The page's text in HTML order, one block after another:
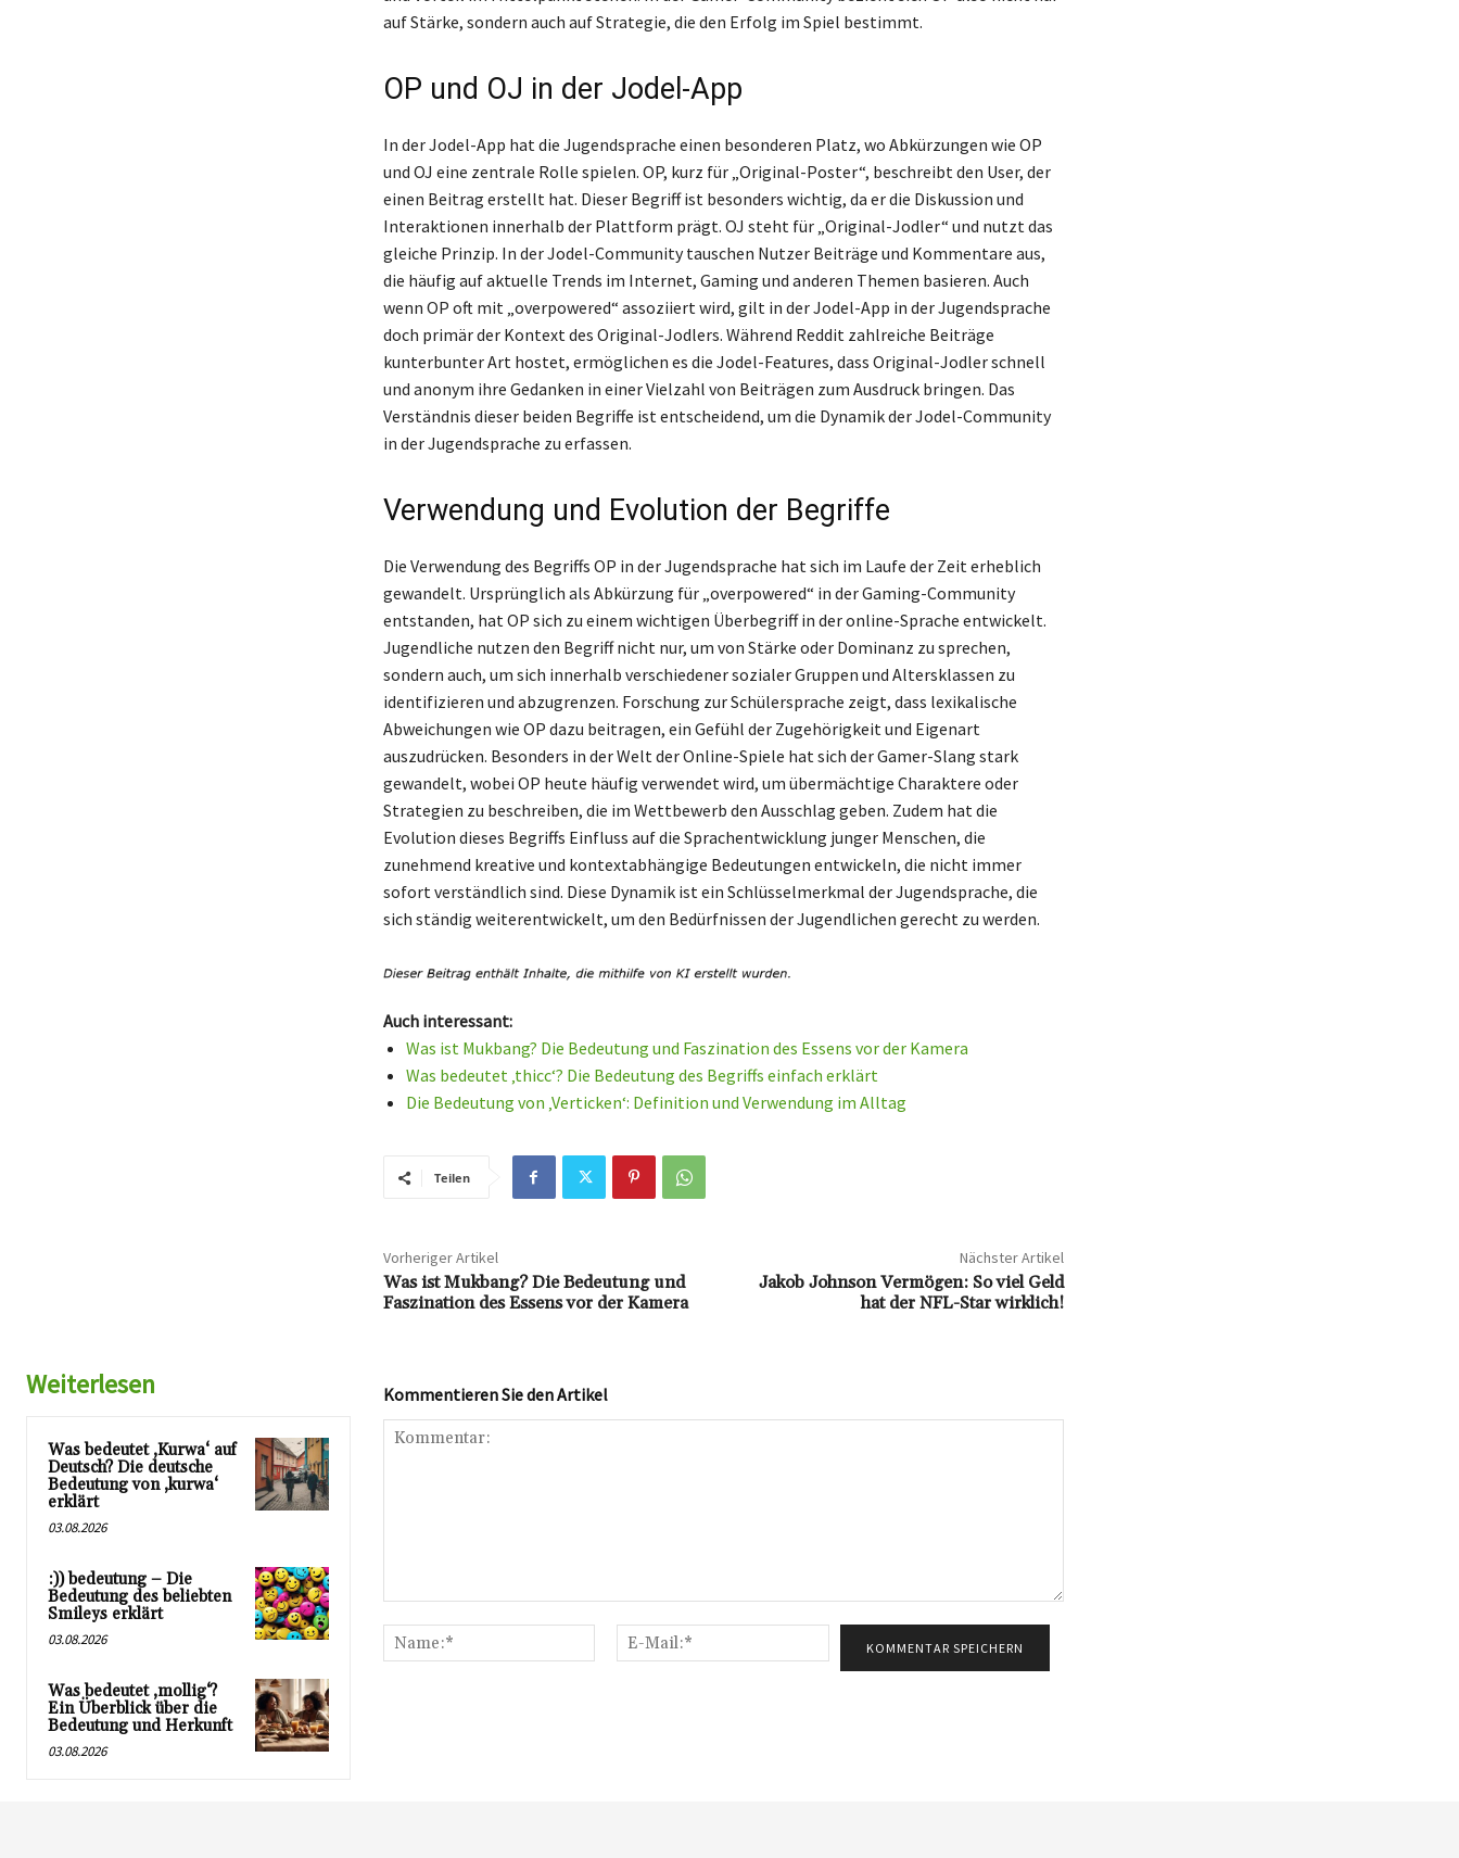
auf Stärke, sondern auch auf Strategie, die den Erfolg im Spiel bestimmt.
OP und OJ in der Jodel-App
In der Jodel-App hat die Jugendsprache einen besonderen Platz, wo Abkürzungen wie OP
und OJ eine zentrale Rolle spielen. OP, kurz für „Original-Poster“, beschreibt den User, der
einen Beitrag erstellt hat. Dieser Begriff ist besonders wichtig, da er die Diskussion und
Interaktionen innerhalb der Plattform prägt. OJ steht für „Original-Jodler“ und nutzt das
gleiche Prinzip. In der Jodel-Community tauschen Nutzer Beiträge und Kommentare aus,
die häufig auf aktuelle Trends im Internet, Gaming und anderen Themen basieren. Auch
wenn OP oft mit „overpowered“ assoziiert wird, gilt in der Jodel-App in der Jugendsprache
doch primär der Kontext des Original-Jodlers. Während Reddit zahlreiche Beiträge
kunterbunter Art hostet, ermöglichen es die Jodel-Features, dass Original-Jodler schnell
und anonym ihre Gedanken in einer Vielzahl von Beiträgen zum Ausdruck bringen. Das
Verständnis dieser beiden Begriffe ist entscheidend, um die Dynamik der Jodel-Community
in der Jugendsprache zu erfassen.
Verwendung und Evolution der Begriffe
Die Verwendung des Begriffs OP in der Jugendsprache hat sich im Laufe der Zeit erheblich
gewandelt. Ursprünglich als Abkürzung für „overpowered“ in der Gaming-Community
entstanden, hat OP sich zu einem wichtigen Überbegriff in der online-Sprache entwickelt.
Jugendliche nutzen den Begriff nicht nur, um von Stärke oder Dominanz zu sprechen,
sondern auch, um sich innerhalb verschiedener sozialer Gruppen und Altersklassen zu
identifizieren und abzugrenzen. Forschung zur Schülersprache zeigt, dass lexikalische
Abweichungen wie OP dazu beitragen, ein Gefühl der Zugehörigkeit und Eigenart
auszudrücken. Besonders in der Welt der Online-Spiele hat sich der Gamer-Slang stark
gewandelt, wobei OP heute häufig verwendet wird, um übermächtige Charaktere oder
Strategien zu beschreiben, die im Wettbewerb den Ausschlag geben. Zudem hat die
Evolution dieses Begriffs Einfluss auf die Sprachentwicklung junger Menschen, die
zunehmend kreative und kontextabhängige Bedeutungen entwickeln, die nicht immer
sofort verständlich sind. Diese Dynamik ist ein Schlüsselmerkmal der Jugendsprache, die
sich ständig weiterentwickelt, um den Bedürfnissen der Jugendlichen gerecht zu werden.
Auch interessant:
Was ist Mukbang? Die Bedeutung und Faszination des Essens vor der Kamera
Was bedeutet ‚thicc‘? Die Bedeutung des Begriffs einfach erklärt
Die Bedeutung von ‚Verticken‘: Definition und Verwendung im Alltag
Teilen
Vorheriger Artikel
Was ist Mukbang? Die Bedeutung und
Faszination des Essens vor der Kamera
Nächster Artikel
Jakob Johnson Vermögen: So viel Geld
hat der NFL-Star wirklich!
Weiterlesen
Was bedeutet ‚Kurwa‘ auf
Deutsch? Die deutsche
Bedeutung von ‚kurwa‘
erklärt
03.08.2026
:)) bedeutung – Die
Bedeutung des beliebten
Smileys erklärt
03.08.2026
Was bedeutet ‚mollig‘?
Ein Überblick über die
Bedeutung und Herkunft
03.08.2026
Kommentieren Sie den Artikel
Name:*
Mail:*